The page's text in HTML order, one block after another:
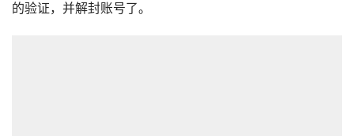
的验证，并解封账号了。